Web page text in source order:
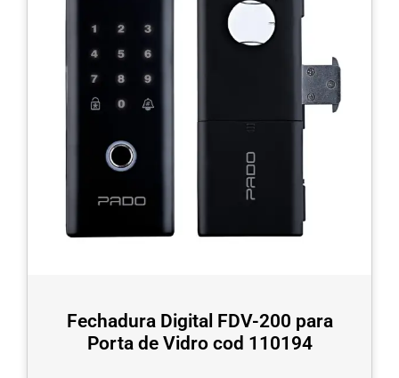
Fechadura Digital FDV-200 para
Porta de Vidro cod 110194